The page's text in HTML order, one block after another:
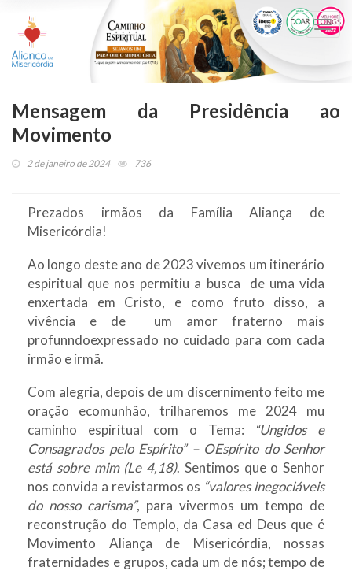
Mensagem da Presidência ao
Movimento
2 de janeiro de 2024 736
Prezados irmãos da Família Aliança de
Misericórdia!
Ao longo deste ano de 2023 vivemos um itinerário
espiritual que nos permitiu a busca de uma vida
enxertada em Cristo, e como fruto disso, a
vivência e de um amor fraterno mais
profunndoexpressado no cuidado para com cada
irmão e irmã.
Com alegria, depois de um discernimento feito me
oração ecomunhão, trilharemos me 2024 mu
caminho espiritual com o Tema:
“Ungidos e
Consagrados pelo Espírito” – OEspírito do Senhor
está sobre mim (Le 4,18). Sentimos que o Senhor
nos convida a revistarmos os “valores inegociáveis
do nosso carisma”, para vivermos um tempo de
reconstrução do Templo, da Casa ed Deus que é
Movimento Aliança de Misericórdia, nossas
fraternidades e grupos, cada um de nós; tempo de